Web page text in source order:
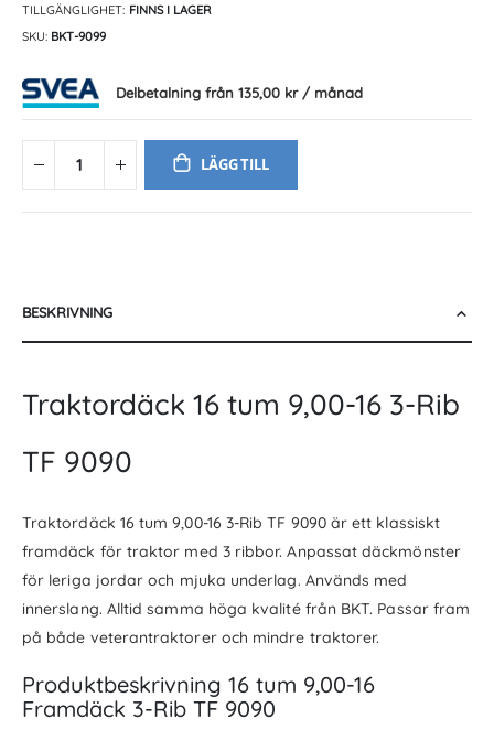
TILLGÄNGLIGHET: FINNS I LAGER
SKU BKT-9099
Delbetalning från 135,00 kr/ månad
LÄGG TILL
BESKRIVNING
Traktordäck 16 tum 9,00-16 3-Rib
TF 9090
Traktordäck 16 tum 9,00-16 3-Rib TF 9090 är ett klassiskt
framdäck för traktor med 3 ribbor. Anpassat däckmönster
för leriga jordar och mjuka underlag. Används med
innerslang. Alltid samma höga kvalité från BKT. Passar fram
på både veterantraktorer och mindre traktorer.
Produktbeskrivning 16 tum 9,00-16
Framdäck 3-Rib TF 9090